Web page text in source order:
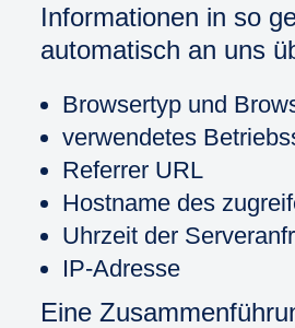
Informationen in so
automatisch an uns
Browsertyp und
verwendetes
Referrer URL
Hostname des
Uhrzeit der
IP-Adresse
Eine